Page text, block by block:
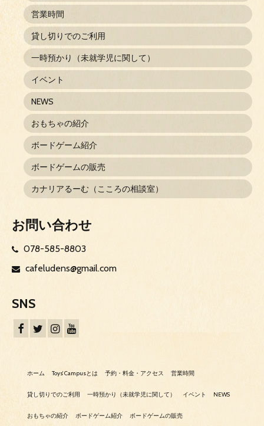
営業時間
貸し切りでのご利用
一時預かり（未就学児に関して）
イベント
NEWS
おもちゃの紹介
ボードゲーム紹介
ボードゲームの販売
カナリアるーむ（こころの相談室）
お問い合わせ
078-585-8803
cafeludens@gmail.com
SNS
ホーム Toys’ Campusとは 予約・料金・アクセス 営業時間
貸し切りでのご利用 一時預かり（未就学児に関して） イベント NEWS
おもちゃの紹介 ボードゲーム紹介 ボードゲームの販売